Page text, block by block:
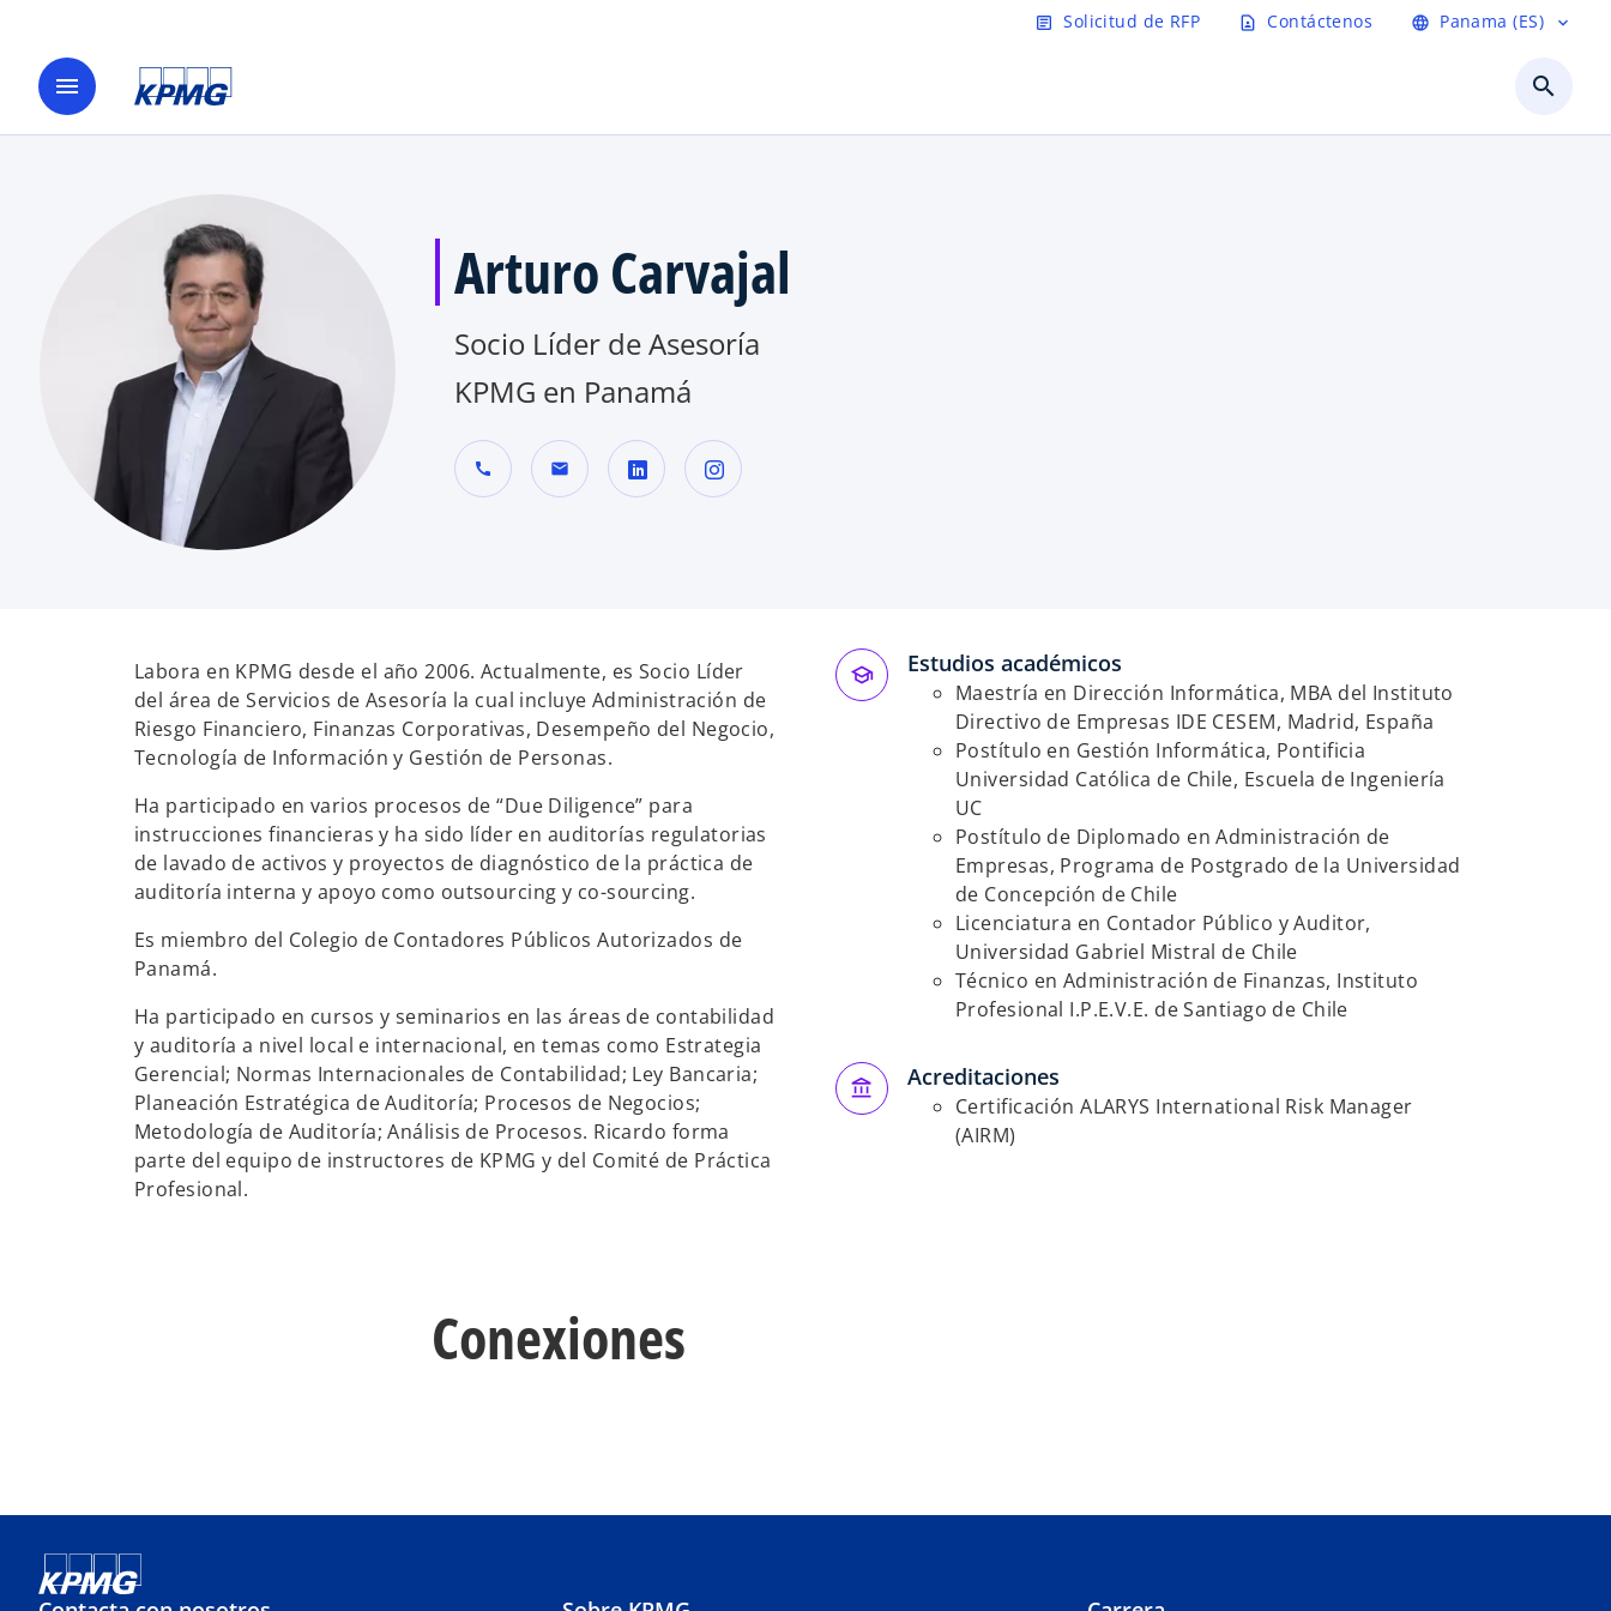
Saltar al contenido principal
article Solicitud de RFP contact_page Contáctenos language Panama (ES) expand_more
menu search
Arturo Carvajal
Socio Líder de Asesoría
KPMG en Panamá
call mail
e
e
n
a
p
e
s
a
a
n
u
e
v
a
e
e
n
a
p
e
s
a
a
n
u
e
v
a
Labora en KPMG desde el año 2006. Actualmente, es Socio Líder
del área de Servicios de Asesoría la cual incluye Administración de
Riesgo Financiero, Finanzas Corporativas, Desempeño del Negocio,
Tecnología de Información y Gestión de Personas.
Ha participado en varios procesos de “Due Diligence” para
instrucciones financieras y ha sido líder en auditorías regulatorias
de lavado de activos y proyectos de diagnóstico de la práctica de
auditoría interna y apoyo como outsourcing y co-sourcing.
Es miembro del Colegio de Contadores Públicos Autorizados de
Panamá.
Ha participado en cursos y seminarios en las áreas de contabilidad
y auditoría a nivel local e internacional, en temas como Estrategia
Gerencial; Normas Internacionales de Contabilidad; Ley Bancaria;
Planeación Estratégica de Auditoría; Procesos de Negocios;
Metodología de Auditoría; Análisis de Procesos. Ricardo forma
parte del equipo de instructores de KPMG y del Comité de Práctica
Profesional.
Estudios académicos
Maestría en Dirección Informática, MBA del Instituto
Directivo de Empresas IDE CESEM, Madrid, España
Postítulo en Gestión Informática, Pontificia
Universidad Católica de Chile, Escuela de Ingeniería
UC
Postítulo de Diplomado en Administración de
Empresas, Programa de Postgrado de la Universidad
de Concepción de Chile
Licenciatura en Contador Público y Auditor,
Universidad Gabriel Mistral de Chile
Técnico en Administración de Finanzas, Instituto
Profesional I.P.E.V.E. de Santiago de Chile
Acreditaciones
Certificación ALARYS International Risk Manager
(AIRM)
Conexiones